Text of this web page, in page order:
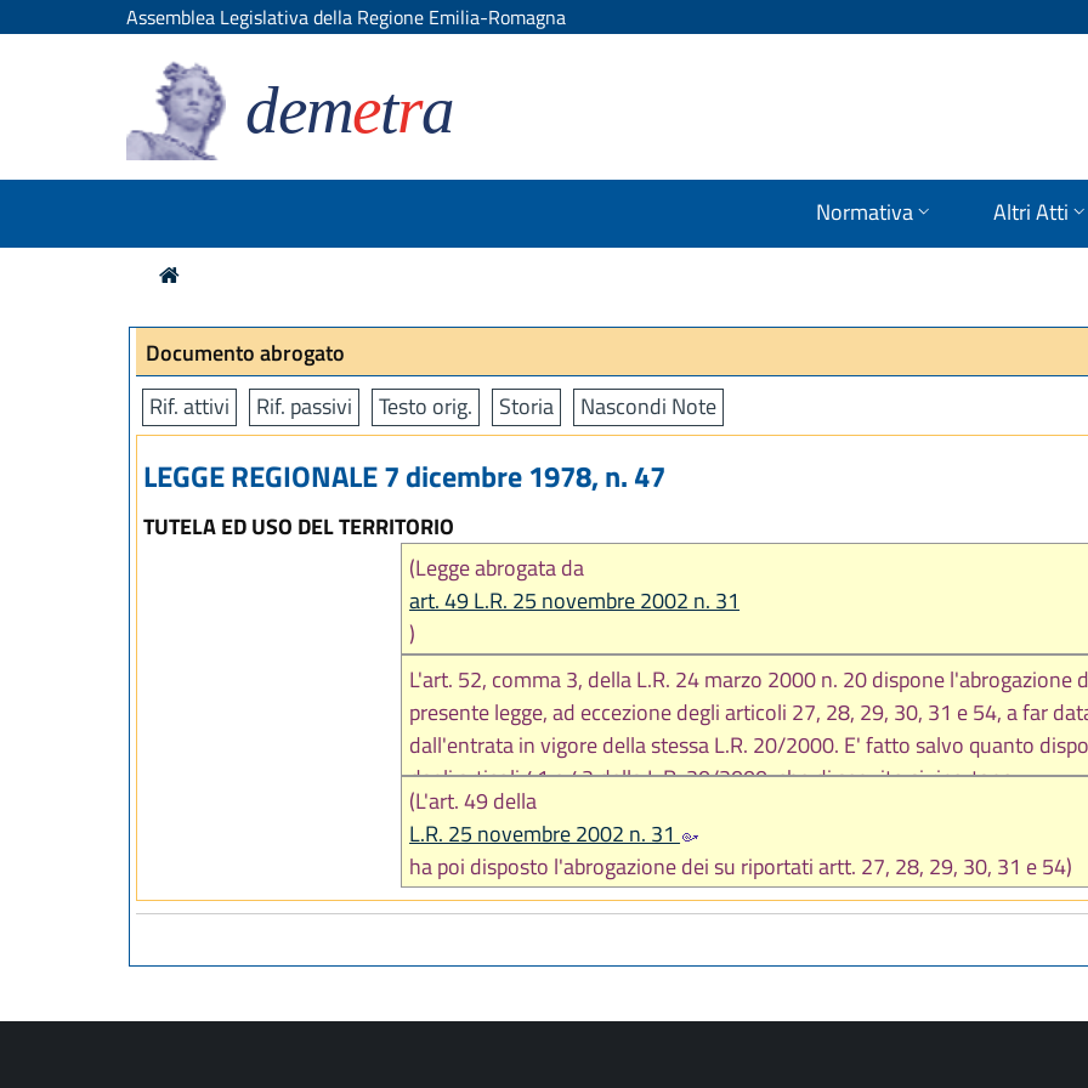
Assemblea Legislativa della Regione Emilia-Romagna
demetra
Normativa Altri Atti
Documento abrogato
Rif. attivi
Rif. passivi Testo orig. Storia Nascondi Note
LEGGE REGIONALE 7 dicembre 1978, n. 47
TUTELA ED USO DEL TERRITORIO
(Legge abrogata da
art. 49 L.R. 25 novembre 2002 n. 31
)
L'art. 52, comma 3, della L.R. 24 marzo 2000 n. 20 dispone l'abrogazione
presente legge, ad eccezione degli articoli 27, 28, 29, 30, 31 e 54, a far
dall'entrata in vigore della stessa L.R. 20/2000. E' fatto salvo quanto
dagli articoli 41 e 42 della L.R. 20/2000, che di seguito si riportano:
"Art. 41
Attuazione degli strumenti urbanistici vigenti e loro modificazioni
1. Fino all'approvazione del PSC, del RUE e del POC in conformità alla
legge, i Comuni danno attuazione alle previsioni contenute nei vigenti
2. Dall'entrata in vigore della presente legge e fino all'approvazione del
(L'art. 49 della
L.R. 25 novembre 2002 n. 31
ha poi disposto l'abrogazione dei su riportati artt. 27, 28, 29, 30, 31 e 54)